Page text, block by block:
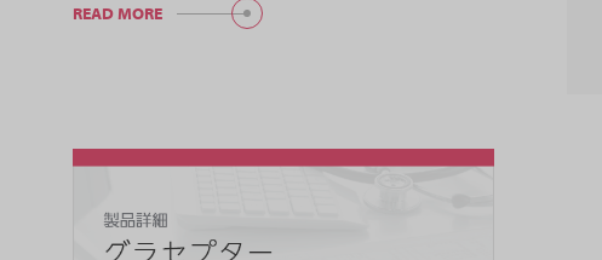
READ MORE